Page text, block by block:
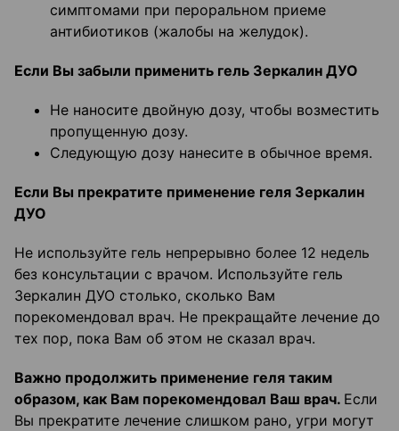
симптомами при пероральном приеме
антибиотиков (жалобы на желудок).
Если Вы забыли применить гель Зеркалин ДУО
Не наносите двойную дозу, чтобы возместить
пропущенную дозу.
Следующую дозу нанесите в обычное время.
Если Вы прекратите применение геля Зеркалин
ДУО
Не используйте гель непрерывно более 12 недель
без консультации с врачом. Используйте гель
Зеркалин ДУО столько, сколько Вам
порекомендовал врач. Не прекращайте лечение до
тех пор, пока Вам об этом не сказал врач.
Важно продолжить применение геля таким
образом, как Вам порекомендовал Ваш врач. Если
Вы прекратите лечение слишком рано, угри могут